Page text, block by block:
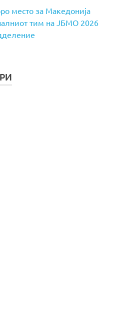
место за Македонија
тим на ЈБМО 2026